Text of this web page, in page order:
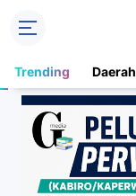
Trending Daerah